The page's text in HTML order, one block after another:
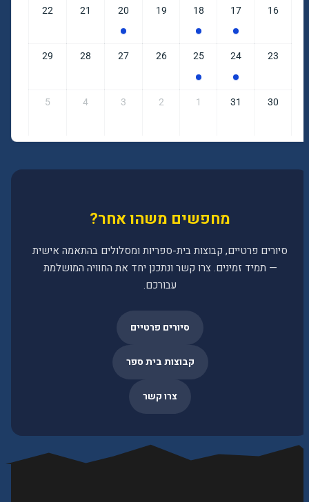
16
17
18
19
20
21
22
23
24
25
26
27
28
29
30
31
1
2
3
4
5
מחפשים משהו אחר?
סיורים פרטיים, קבוצות בית-ספריות ומסלולים בהתאמה אישית
— תמיד זמינים. צרו קשר ונתכנן יחד את החוויה המושלמת
עבורכם.
סיורים פרטיים
קבוצות בית ספר
צרו קשר